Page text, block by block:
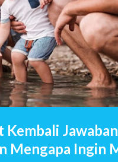
Kembali Jawaban
Mengapa Ingin